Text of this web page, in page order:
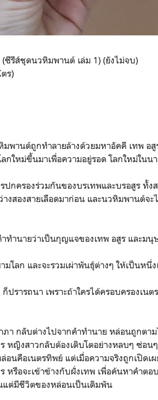
(ซีรีส์ชุดนวหิมพานต์ เล่ม 1) (ยังไม่จบ)
ร)
มพานต์ถูกทำลายล้างด้วยมหาอัคคี เทพ
ลกใหม่ขึ้นมาเพื่อความอยู่รอด โลกใหม่ใน
กครองร่วมกันของบรเทพและบรอสูร ทั้ง
งสองสายเลือดมาก่อน และนวหิมพานต์จ
ทำนายว่าเป็นกุญแจของเทพ อสูร และมนุ
มโลก และจะรวมเผ่าพันธุ์ต่างๆ ให้เป็นหนึ่ง
ปรารถนา เพราะถ้าใครได้ครอบครองเ
า กลับต่างไปจากคำทำนาย หล่อนถูกตา
หญิงสาวกลับต้องเติบโตอย่างหลบๆ ซ่อ
อนคือเนตรทิพย์ แต่เมื่อความจริงถูกเปิดเ
หรือจะเข้าข้างกับฝั่งเทพ เพื่อค้นหาคำต
แต่มีชีวิตของหล่อนเป็นเดิมพัน